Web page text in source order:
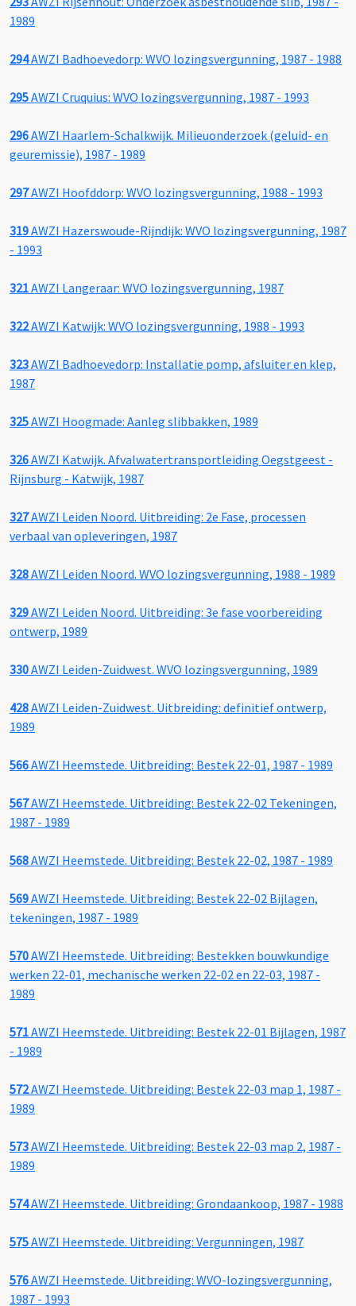
1989
294AWZI Badhoevedorp: WVO lozingsvergunning, 1987 - 1988
295AWZI Cruquius: WVO lozingsvergunning, 1987 - 1993
296AWZI Haarlem-Schalkwijk. Milieuonderzoek (geluid- en
geuremissie), 1987 - 1989
297AWZI Hoofddorp: WVO lozingsvergunning, 1988 - 1993
319AWZI Hazerswoude-Rijndijk: WVO lozingsvergunning, 1987
- 1993
321AWZI Langeraar: WVO lozingsvergunning, 1987
322AWZI Katwijk: WVO lozingsvergunning, 1988 - 1993
323AWZI Badhoevedorp: Installatie pomp, afsluiter en klep,
1987
325AWZI Hoogmade: Aanleg slibbakken, 1989
326AWZI Katwijk. Afvalwatertransportleiding Oegstgeest -
Rijnsburg - Katwijk, 1987
327AWZI Leiden Noord. Uitbreiding: 2e Fase, processen
verbaal van opleveringen, 1987
328AWZI Leiden Noord. WVO lozingsvergunning, 1988 - 1989
329AWZI Leiden Noord. Uitbreiding: 3e fase voorbereiding
ontwerp, 1989
330AWZI Leiden-Zuidwest. WVO lozingsvergunning, 1989
428AWZI Leiden-Zuidwest. Uitbreiding: definitief ontwerp,
1989
566AWZI Heemstede. Uitbreiding: Bestek 22-01, 1987 - 1989
567AWZI Heemstede. Uitbreiding: Bestek 22-02 Tekeningen,
1987 - 1989
568AWZI Heemstede. Uitbreiding: Bestek 22-02, 1987 - 1989
569AWZI Heemstede. Uitbreiding: Bestek 22-02 Bijlagen,
tekeningen, 1987 - 1989
570AWZI Heemstede. Uitbreiding: Bestekken bouwkundige
werken 22-01, mechanische werken 22-02 en 22-03, 1987 -
1989
571AWZI Heemstede. Uitbreiding: Bestek 22-01 Bijlagen, 1987
- 1989
572AWZI Heemstede. Uitbreiding: Bestek 22-03 map 1, 1987 -
1989
573AWZI Heemstede. Uitbreiding: Bestek 22-03 map 2, 1987 -
1989
574AWZI Heemstede. Uitbreiding: Grondaankoop, 1987 - 1988
575AWZI Heemstede. Uitbreiding: Vergunningen, 1987
576AWZI Heemstede. Uitbreiding: WVO-lozingsvergunning,
1987 - 1993